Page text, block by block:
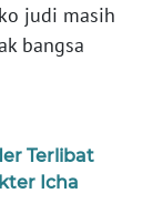
judi masih
bangsa
Terlibat
Icha